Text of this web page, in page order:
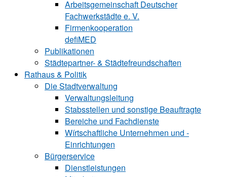
Arbeitsgemeinschaft Deutscher
Fachwerkstädte e. V.
Firmenkooperation
defiMED
Publikationen
Städtepartner- & Städtefreundschaften
Rathaus & Politik
Die Stadtverwaltung
Verwaltungsleitung
Stabsstellen und ­sonstige Beauftragte
Bereiche und ­Fachdienste
Wírtschaftliche ­Unternehmen und ­
Einrichtungen
Bürgerservice
Dienstleistungen